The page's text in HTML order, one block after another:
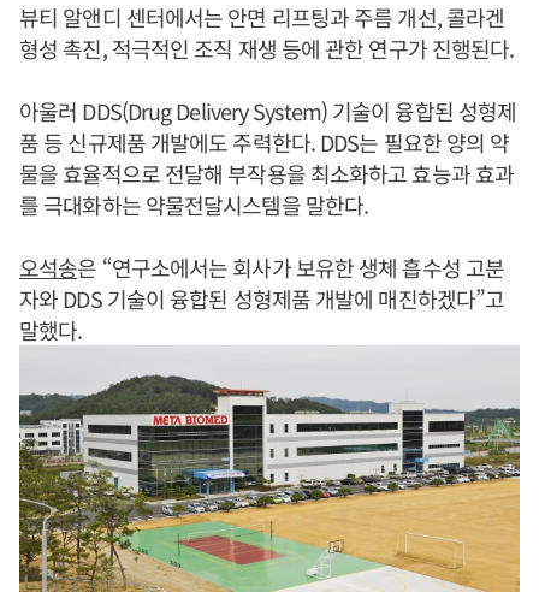
뷰티 알앤디 센터에서는 안면 리프팅과 주름 개선, 콜라겐
형성 촉진, 적극적인 조직 재생 등에 관한 연구가 진행된다.
아울러 DDS(Drug Delivery System) 기술이 융합된 성형제
품 등 신규제품 개발에도 주력한다. DDS는 필요한 양의 약
물을 효율적으로 전달해 부작용을 최소화하고 효능과 효과
를 극대화하는 약물전달시스템을 말한다.
오석송은 “연구소에서는 회사가 보유한 생체 흡수성 고분
자와 DDS 기술이 융합된 성형제품 개발에 매진하겠다”고
말했다.